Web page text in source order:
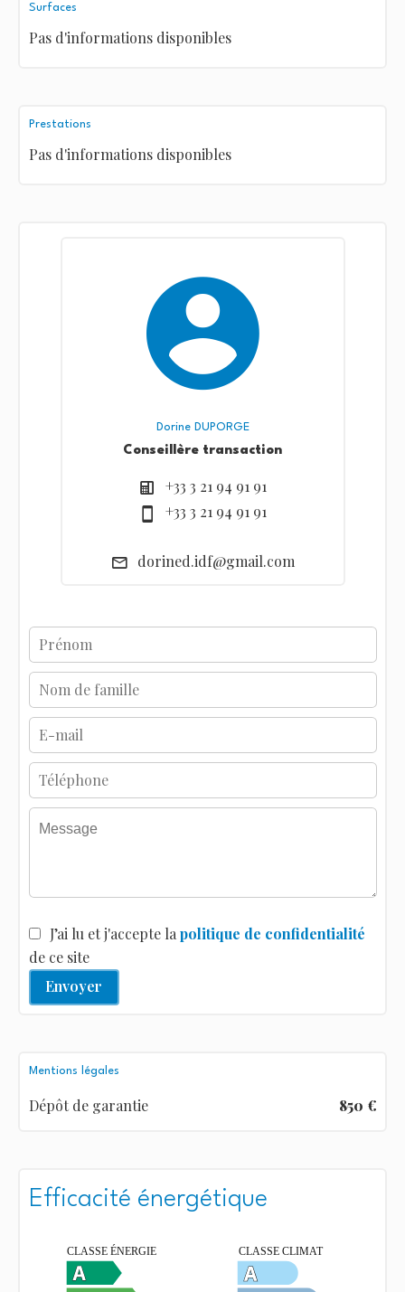
Surfaces
Pas d'informations disponibles
Prestations
Pas d'informations disponibles
Dorine DUPORGE
Conseillère transaction
+33 3 21 94 91 91
+33 3 21 94 91 91
dorined.idf@gmail.com
J’ai lu et j'accepte la politique de confidentialité
de ce site
Envoyer
Mentions légales
Dépôt de garantie 850 €
Efficacité énergétique